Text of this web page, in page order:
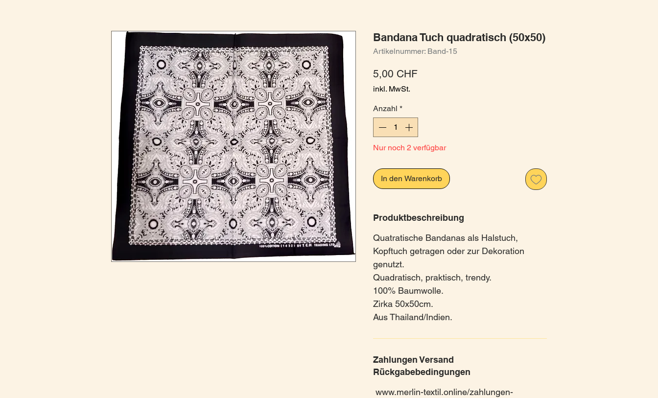
Bandana Tuch quadratisch (50x50)
Artikelnummer: Band-15
5,00 CHFPreis
inkl. MwSt.
Anzahl *
Nur noch 2 verfügbar
In den Warenkorb
Produktbeschreibung
Quatratische Bandanas als Halstuch,
Kopftuch getragen oder zur Dekoration
genutzt.
Quadratisch, praktisch, trendy.
100% Baumwolle.
Zirka 50x50cm.
Aus Thailand/Indien.
Zahlungen Versand
Rückgabebedingungen
www.merlin-textil.online/zahlungen-